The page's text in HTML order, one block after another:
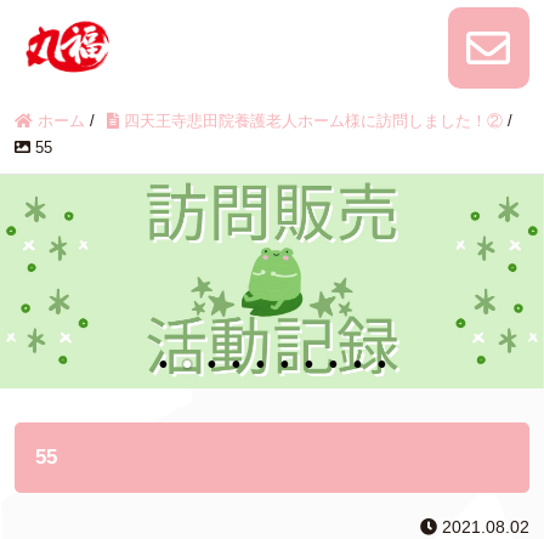
ホーム / 四天王寺悲田院養護老人ホーム様に訪問しました！② /
55
55
2021.08.02